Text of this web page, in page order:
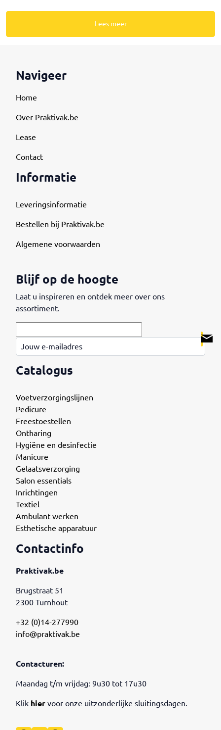
Lees meer
Contactinfo
Praktivak.be
Brugstraat 51
2300 Turnhout
+32 (0)14-277990
info@praktivak.be
Contacturen:
Maandag t/m vrijdag: 9u30 tot 17u30
Klik hier voor onze uitzonderlijke sluitingsdagen.
Navigeer
Home
Over Praktivak.be
Lease
Contact
Catalogus
Voetverzorgingslijnen
Pedicure
Freestoestellen
Ontharing
Hygiëne en desinfectie
Manicure
Gelaatsverzorging
Salon essentials
Inrichtingen
Textiel
Ambulant werken
Esthetische apparatuur
Informatie
Leveringsinformatie
Bestellen bij Praktivak.be
Algemene voorwaarden
Blijf op de hoogte
Laat u inspireren en ontdek meer over ons
assortiment.
Jouw e-mailadres
.